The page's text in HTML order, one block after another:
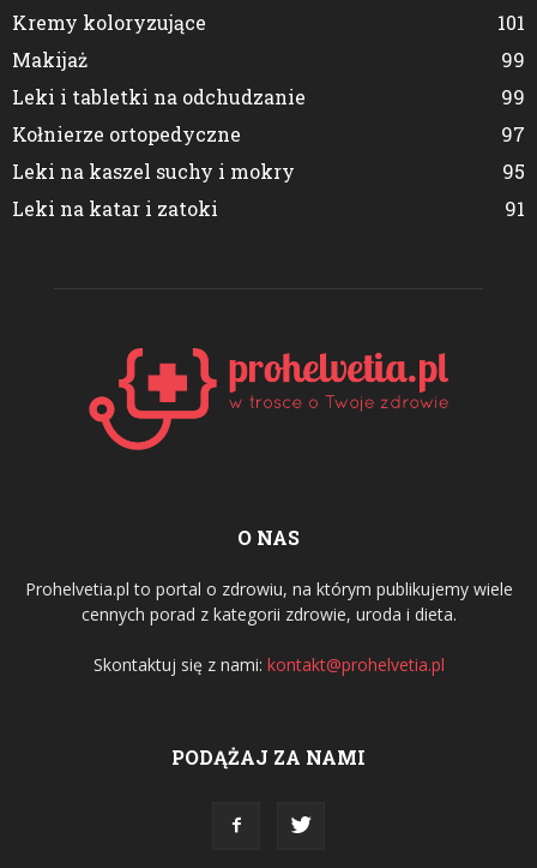
Kremy koloryzujące
101
Makijaż
99
Leki i tabletki na odchudzanie
99
Kołnierze ortopedyczne
97
Leki na kaszel suchy i mokry
95
Leki na katar i zatoki
91
O NAS
Prohelvetia.pl to portal o zdrowiu, na którym publikujemy wiele
cennych porad z kategorii zdrowie, uroda i dieta.
Skontaktuj się z nami: kontakt@prohelvetia.pl
PODĄŻAJ ZA NAMI